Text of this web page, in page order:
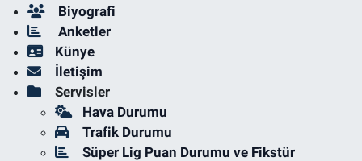
Biyografi
Anketler
Künye
İletişim
Servisler
Hava Durumu
Trafik Durumu
Süper Lig Puan Durumu ve Fikstür